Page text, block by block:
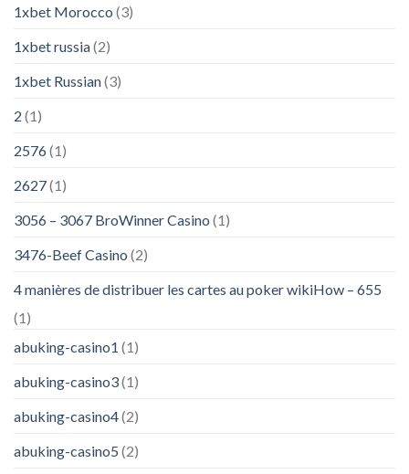
1xbet Morocco (3)
1xbet russia(2)
1xbet Russian(3)
2 (1)
2576(1)
2627(1)
3056 – 3067 BroWinner Casino (1)
3476-Beef Casino (2)
4 manières de distribuer les cartes au poker wikiHow – 655
(1)
abuking-casino1 (1)
abuking-casino3(1)
abuking-casino4(2)
abuking-casino5 (2)